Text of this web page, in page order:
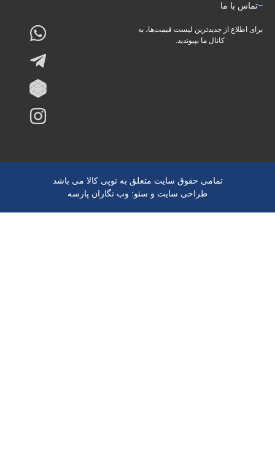
تماس با ما
برای اطلاع از جدیدترین لیست قیمت‌ها، به
کانال ما بپیوندید.
تمامی حقوق سایت متعلق به توپی کالا می باشد
طراحی سایت و سئو: وب نگاران پارسه